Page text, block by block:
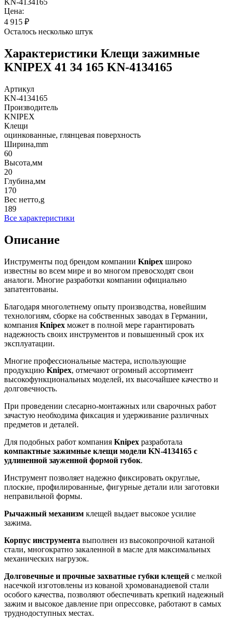
Цена:
4 915 ₽
Осталось несколько штук
Характеристики Клещи зажимные
KNIPEX 41 34 165 KN-4134165
Артикул
KN-4134165
Производитель
KNIPEX
Клещи
оцинкованные, глянцевая поверхность
Ширина,mm
60
Высота,мм
20
Глубина,мм
170
Вес нетто,g
189
Все характеристики
Описание
Инструменты под брендом компании Knipex широко
известны во всем мире и во многом превосходят свои
аналоги. Многие разработки компании официально
запатентованы.
Благодаря многолетнему опыту производства, новейшим
технологиям, сборке на собственных заводах в Германии,
компания Knipex может в полной мере гарантировать
надежность своих инструментов и повышенный срок их
эксплуатации.
Многие профессиональные мастера, использующие
продукцию Knipex, отмечают огромный ассортимент
высокофункциональных моделей, их высочайшее качество и
долговечность.
При проведении слесарно-монтажных или сварочных работ
зачастую необходима фиксация и удерживание различных
предметов и деталей.
Для подобных работ компания Knipex разработала
компактные зажимные клещи модели KN-4134165 с
удлиненной зауженной формой губок.
Инструмент позволяет надежно фиксировать округлые,
плоские, профилированные, фигурные детали или заготовки
неправильной формы.
Рычажный механизм клещей выдает высокое усилие
зажима.
Корпус инструмента выполнен из высокопрочной катаной
стали, многократно закаленной в масле для максимальных
механических нагрузок.
Долговечные и прочные захватные губки клещей с мелкой
насечкой изготовлены из кованой хромованадиевой стали
особого качества, позволяют обеспечивать крепкий надежный
зажим и высокое давление при опрессовке, работают в самых
труднодоступных местах.